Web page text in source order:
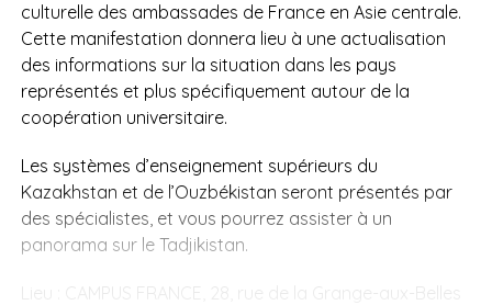
culturelle des ambassades de France en Asie centrale.
Cette manifestation donnera lieu à une actualisation
des informations sur la situation dans les pays
représentés et plus spécifiquement autour de la
coopération universitaire.
Les systèmes d’enseignement supérieurs du
Kazakhstan et de l’Ouzbékistan seront présentés par
des spécialistes, et vous pourrez assister à un
panorama sur le Tadjikistan.